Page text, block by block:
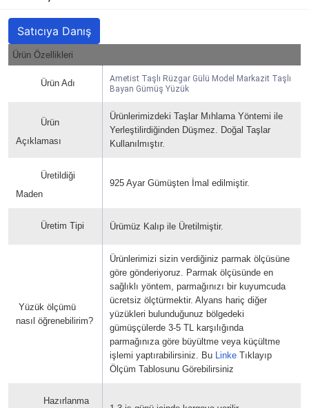
Satıcıya Danış
Ürün Özellikleri
Ürün Adı
Ametist Taşlı Rüzgar Gülü Model Markazit Taşlı
Bayan Gümüş Yüzük
Ürün
Açıklaması
Ürünlerimizdeki Taşlar Mıhlama Yöntemi ile
Yerleştilirdiğinden Düşmez. Doğal Taşlar
Kullanılmıştır.
Üretildiği
Maden
925 Ayar Gümüşten İmal edilmiştir.
Üretim Tipi Ürümüz Kalıp ile Üretilmiştir.
Yüzük ölçümü
nasıl öğrenebilirim?
Ürünlerimizi sizin verdiğiniz parmak ölçüsüne
göre gönderiyoruz. Parmak ölçüsünde en
sağlıklı yöntem, parmağınızı bir kuyumcuda
ücretsiz ölçtürmektir. Alyans hariç diğer
yüzükleri bulunduğunuz bölgedeki
gümüşçülerde 3-5 TL karşılığında
parmağınıza göre büyültme veya küçültme
işlemi yaptırabilirsiniz. Bu Linke Tıklayıp
Ölçüm Tablosunu Görebilirsiniz
Hazırlanma